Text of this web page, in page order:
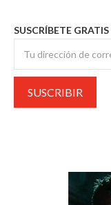
SUSCRÍBETE